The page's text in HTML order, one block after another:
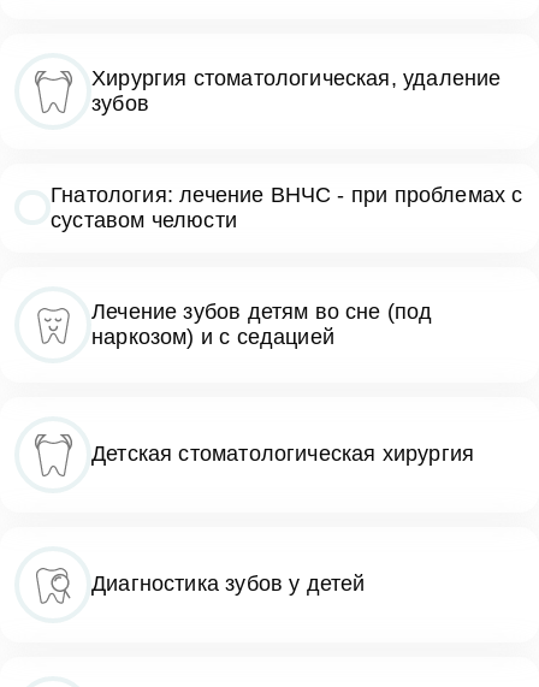
Хирургия стоматологическая, удаление
зубов
Гнатология: лечение ВНЧС - при проблемах с
суставом челюсти
Лечение зубов детям во сне (под
наркозом) и с седацией
Детская стоматологическая хирургия
Диагностика зубов у детей